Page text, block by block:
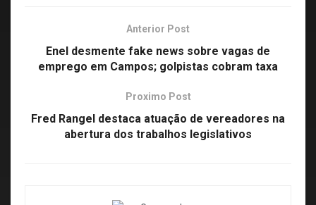
Anterior Post
Enel desmente fake news sobre vagas de
emprego em Campos; golpistas cobram taxa
Proximo Post
Fred Rangel destaca atuação de vereadores na
abertura dos trabalhos legislativos